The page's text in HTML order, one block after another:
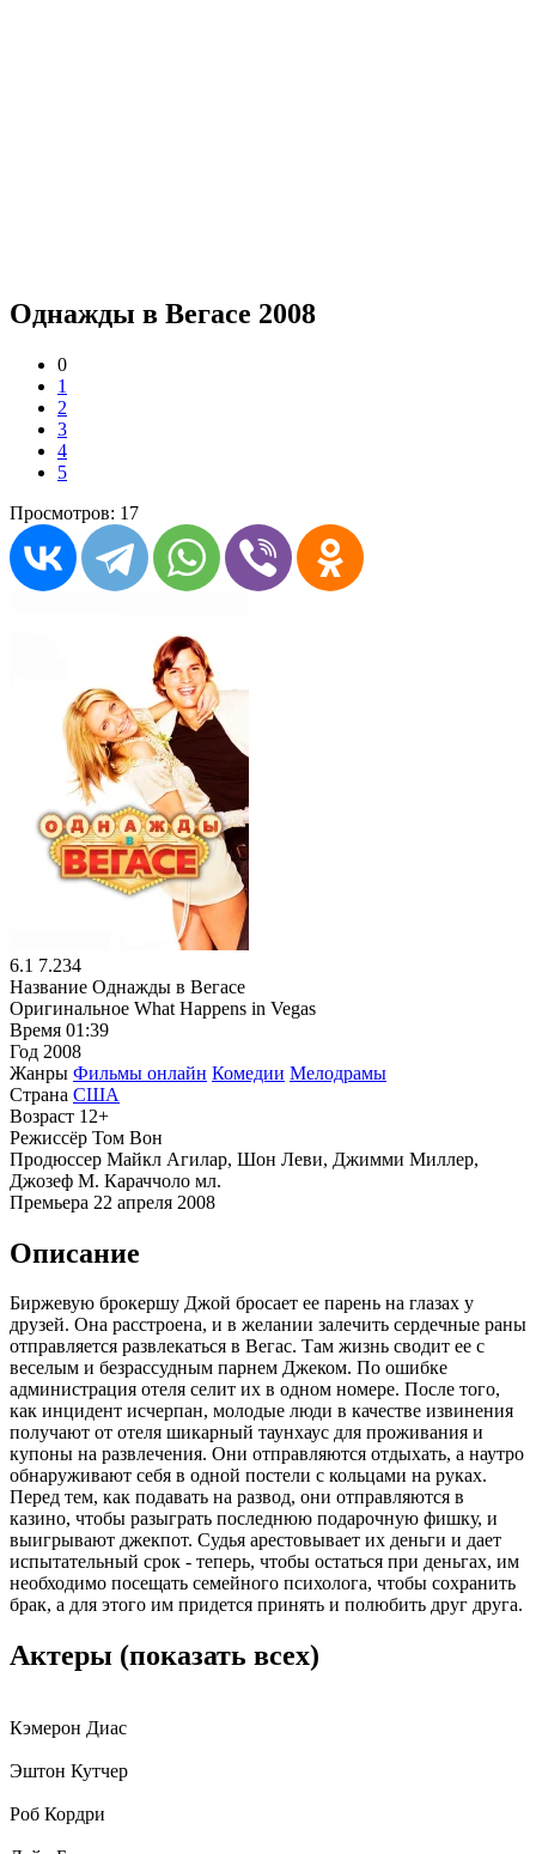
Однажды в Вегасе 2008
0
1
2
3
4
5
Просмотров: 17
6.1 7.234
Название Однажды в Вегасе
Оригинальное What Happens in Vegas
Время 01:39
Год 2008
Жанры Фильмы онлайн Комедии Мелодрамы
Страна США
Возраст 12+
Режиссёр Том Вон
Продюссер Майкл Агилар, Шон Леви, Джимми Миллер,
Джозеф М. Караччоло мл.
Премьера 22 апреля 2008
Описание
Биржевую брокершу Джой бросает ее парень на глазах у
друзей. Она расстроена, и в желании залечить сердечные раны
отправляется развлекаться в Вегас. Там жизнь сводит ее с
веселым и безрассудным парнем Джеком. По ошибке
администрация отеля селит их в одном номере. После того,
как инцидент исчерпан, молодые люди в качестве извинения
получают от отеля шикарный таунхаус для проживания и
купоны на развлечения. Они отправляются отдыхать, а наутро
обнаруживают себя в одной постели с кольцами на руках.
Перед тем, как подавать на развод, они отправляются в
казино, чтобы разыграть последнюю подарочную фишку, и
выигрывают джекпот. Судья арестовывает их деньги и дает
испытательный срок - теперь, чтобы остаться при деньгах, им
необходимо посещать семейного психолога, чтобы сохранить
брак, а для этого им придется принять и полюбить друг друга.
Актеры (показать всех)
Кэмерон Диас
Эштон Кутчер
Роб Кордри